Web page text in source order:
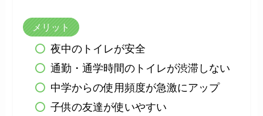
メリット
夜中のトイレが安全
通勤・通学時間のトイレが渋滞しない
中学からの使用頻度が急激にアップ
子供の友達が使いやすい